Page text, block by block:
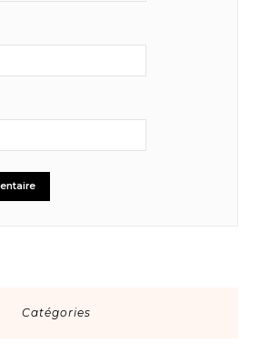
Catégories